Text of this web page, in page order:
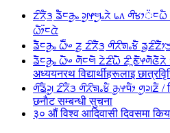
ᤁᤡᤖᤠᤋ᤻ ᤕᤠᤠᤰᤌᤢᤱ ᤆᤢᤶᤗᤢᤱᤖᤧ ᥇᥈
ᤐᤥ᤺ᤰᤂᤧ
ᤕᤠᤠᤰᤌᤢᤱ ᤐᤠ᤺ᤴ ᤏᤢ ᤁᤡᤖᤠᤋ᤻ ᤛᤡᤖᤡᤈᤱᤃᤠ
ᤕᤠᤰᤌᤢᤱ ᤐᤠᤴ ᤛᤠᤰᤗᤠ ᤁᤧᤏᤡᤐᤠ ᤏᤡᤳᤇᤠᤶᤛᤠᤜᤠᤖᤧ
अध्ययनरथ विद्यार्थीहरूलाइ
ᤛᤡᤕᤠᤆᤢ ᤁᤡᤖᤠᤋ ᤛᤡᤖᤡᤈᤱᤃᤠ ᤌᤢᤶᤄᤥ ᤛᤢᤆᤏᤠ /
छनाैट सम्बन्धी सुचना
३० औं विश्व आदिवासी दिवसमा